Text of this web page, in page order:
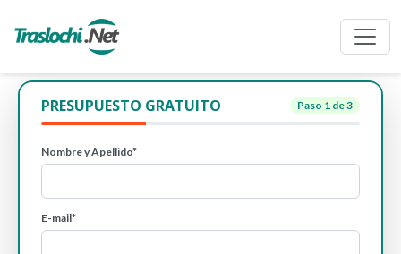
PRESUPUESTO GRATUITO Paso 1 de 3
Nombre y Apellido*
E-mail*